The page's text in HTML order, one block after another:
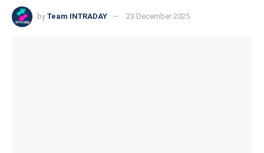
by Team INTRADAY 23 December 2025